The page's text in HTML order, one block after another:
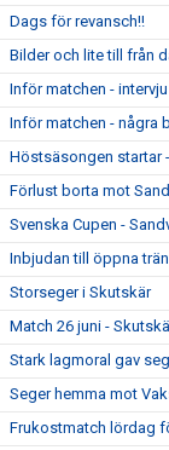
Dags för revansch!!
Bilder och lite till från
Inför matchen -
Inför matchen - några
Höstsäsongen startar
Förlust borta mot
Svenska Cupen -
Inbjudan till öppna
Storseger i Skutskär
Match 26 juni -
Stark lagmoral gav
Seger hemma mot
Frukostmatch lördag